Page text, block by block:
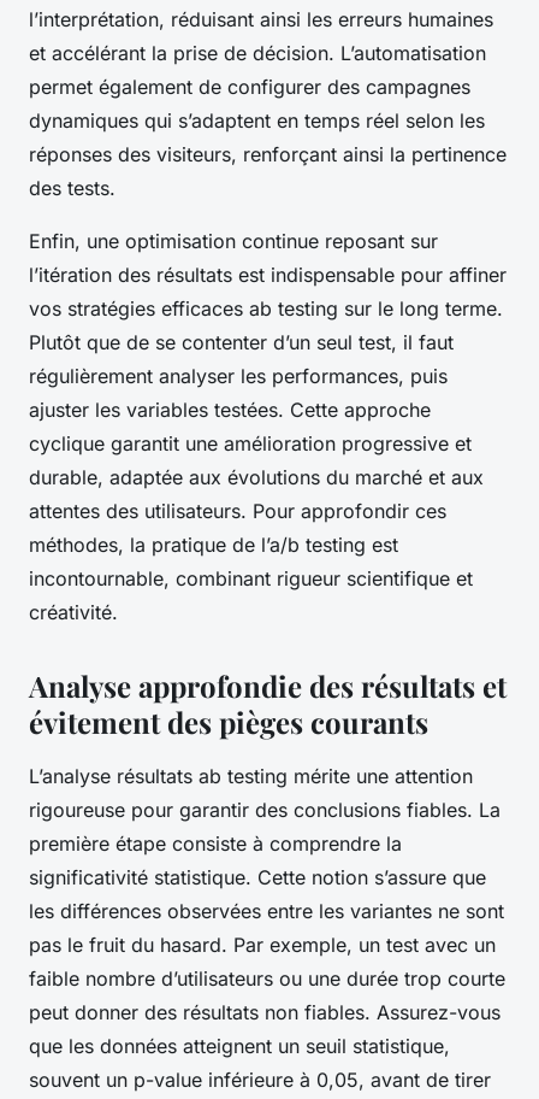
l’interprétation, réduisant ainsi les erreurs humaines
et accélérant la prise de décision. L’automatisation
permet également de configurer des campagnes
dynamiques qui s’adaptent en temps réel selon les
réponses des visiteurs, renforçant ainsi la pertinence
des tests.
Enfin, une optimisation continue reposant sur
l’itération des résultats est indispensable pour affiner
vos stratégies efficaces ab testing sur le long terme.
Plutôt que de se contenter d’un seul test, il faut
régulièrement analyser les performances, puis
ajuster les variables testées. Cette approche
cyclique garantit une amélioration progressive et
durable, adaptée aux évolutions du marché et aux
attentes des utilisateurs. Pour approfondir ces
méthodes, la pratique de l’a/b testing est
incontournable, combinant rigueur scientifique et
créativité.
Analyse approfondie des résultats et
évitement des pièges courants
L’analyse résultats ab testing mérite une attention
rigoureuse pour garantir des conclusions fiables. La
première étape consiste à comprendre la
significativité statistique. Cette notion s’assure que
les différences observées entre les variantes ne sont
pas le fruit du hasard. Par exemple, un test avec un
faible nombre d’utilisateurs ou une durée trop courte
peut donner des résultats non fiables. Assurez-vous
que les données atteignent un seuil statistique,
souvent un p-value inférieure à 0,05, avant de tirer